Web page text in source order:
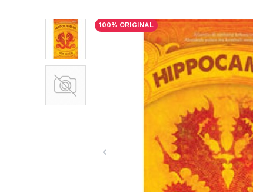
100% ORIGINAL